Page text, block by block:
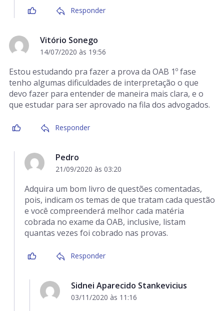
Responder
Vitório Sonego
14/07/2020 às 19:56
Estou estudando pra fazer a prova da OAB 1º fase
tenho algumas dificuldades de interpretação o que
devo fazer para entender de maneira mais clara, e o
que estudar para ser aprovado na fila dos advogados.
Responder
Pedro
21/09/2020 às 03:20
Adquira um bom livro de questões comentadas,
pois, indicam os temas de que tratam cada questão
e você compreenderá melhor cada matéria
cobrada no exame da OAB, inclusive, listam
quantas vezes foi cobrado nas provas.
Responder
Sidnei Aparecido Stankevicius
03/11/2020 às 11:16